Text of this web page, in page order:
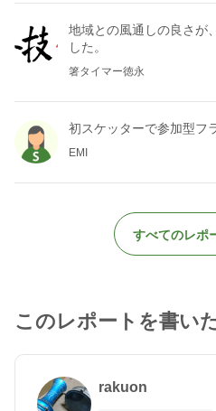
地域との風通しの良さが
した。
箸タイマー徳永
初スケッターで参加型フ
EMI
すべてのレポ
このレポートを書い
rakuon